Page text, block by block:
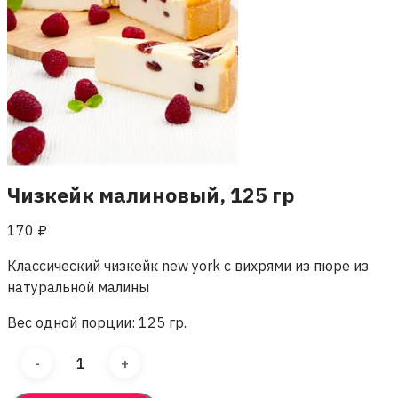
Чизкейк малиновый, 125 гр
170 ₽
Классический чизкейк new york с вихрями из пюре из
натуральной малины
Вес одной порции: 125 гр.
Количество
товара